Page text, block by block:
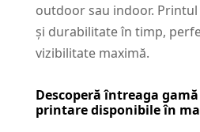
outdoor sau indoor.
și durabilitate în timp,
vizibilitate maximă.
Descoperă întreaga
printaredisponibile în